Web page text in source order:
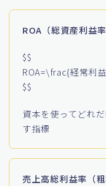
ROA（総資産利益率
$$
ROA=\frac{経常利
$$
資本を使ってどれ
す指標
売上高総利益率（粗